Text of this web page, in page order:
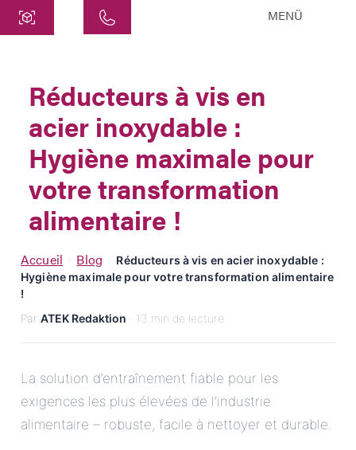
Siemensstraße 47
25462 Rellingen
info@atek.de
+49 4101 7953-0
Ouvrir le chat
Nom
Nom de l'entreprise
E-Mail
Adresse
MENÜ
Réducteurs à vis en
acier inoxydable :
Hygiène maximale pour
votre transformation
alimentaire !
Accueil Blog
Réducteurs à vis en acier inoxydable :
Hygiène maximale pour votre transformation alimentaire
!
Par ATEK Redaktion · 13 min de lecture
La solution d’entraînement fiable pour les
exigences les plus élevées de l’industrie
alimentaire – robuste, facile à nettoyer et durable.